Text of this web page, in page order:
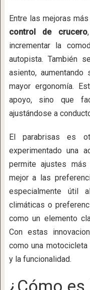
Entre las mejoras
control de crucero
incrementar la
autopista. También
asiento,
mayor ergonomía.
apoyo, sino que
ajustándose a
El parabrisas es
experimentado una
permite ajustes
mejor a las
especialmente útil
climáticas o
como un elemento
Con estas
como una
y la funcionalidad.
¿Cómo